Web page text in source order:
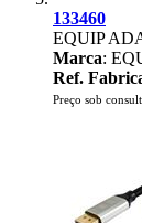
133460
EQUIP
Marca:
Ref.
Preço sob